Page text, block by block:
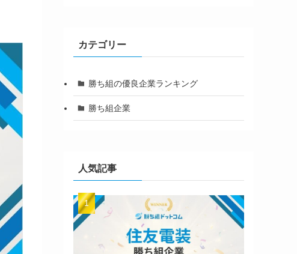
カテゴリー
勝ち組の優良企業ランキング
勝ち組企業
人気記事